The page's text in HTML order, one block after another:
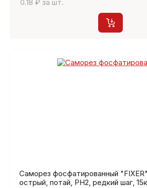
0.18 ₽ за шт.
Саморез фосфатированный "FIXER"
острый, потай, PH2, редкий шаг,